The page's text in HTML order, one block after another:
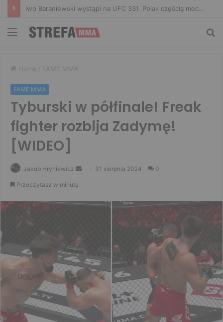
Don Kasjo poznał rywala na FAME 32. Bartosz Szachta przeciwnikiem Króla
Menu
Home / FAME MMA
FAME MMA
Tyburski w półfinale! Freak
fighter rozbija Zadymę!
[WIDEO]
Jakub Hryniewicz
Send 31 sierpnia 2024 0
Przeczytasz w minutę